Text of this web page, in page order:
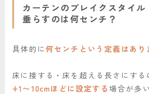
カーテンのブレイクスタイル
垂らすのは何センチ？
具体的に何センチという定義はあり
床に接する・床を超える長さにする
+1〜10cmほどに設定する 場合が多